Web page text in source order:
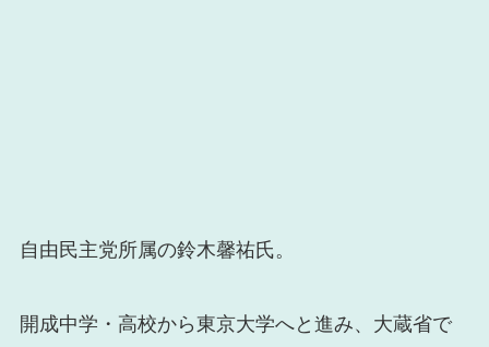
自由民主党所属の鈴木馨祐氏。
開成中学・高校から東京大学へと進み、大蔵省で